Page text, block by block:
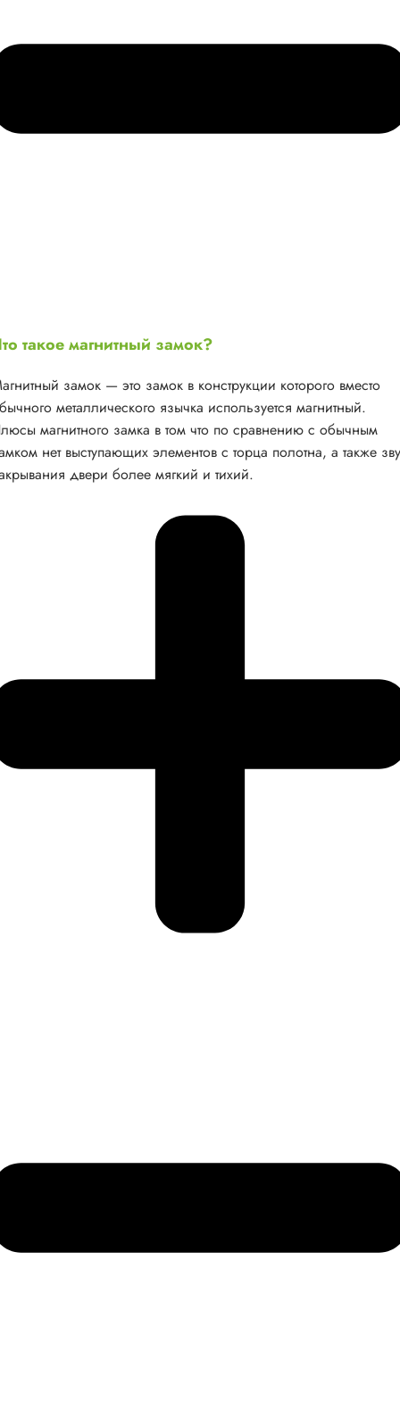
такое магнитный замок?
замок — это замок в конструкции которого вместо
металлического язычка используется магнитный.
магнитного замка в том что по сравнению с обычным
нет выступающих элементов с торца полотна, а также
двери более мягкий и тихий.